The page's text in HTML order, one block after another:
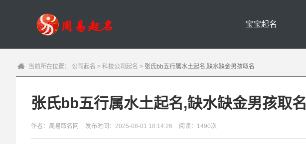
宝宝起名
当前所在位置： 公司起名 > 科技公司起名 > 张氏bb五行属水土起名,缺水缺金男孩取名
张氏bb五行属水土起名,缺水缺金男孩取名
作者：周易取名网 发布时间：2025-08-01 18:14:26 阅读：1490次